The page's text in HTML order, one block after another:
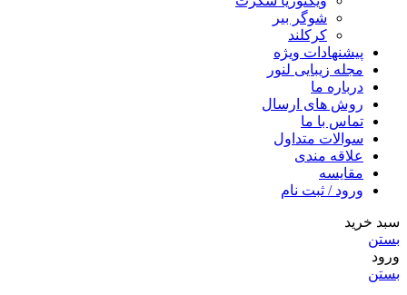
شوگر بير
کرکلند
پیشنهادات ویژه
مجله زیبایی لنور
درباره ما
روش های ارسال
تماس با ما
سوالات متداول
علاقه مندی
مقایسه
ورود / ثبت نام
سبد خرید
بستن
ورود
بستن